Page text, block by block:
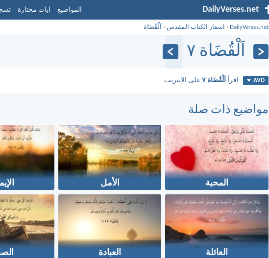
DailyVerses.net المواضيع ايات مختارة
DailyVerses.net
› اسفار الكتاب المقدس › اَلْقُضَاة
اَلْقُضَاة ٧
AVD اقرأ اَلْقُضَاة ٧ على الإنترنت
مواضيع ذات صلة
المحبة الأمل
العائلة العبادة